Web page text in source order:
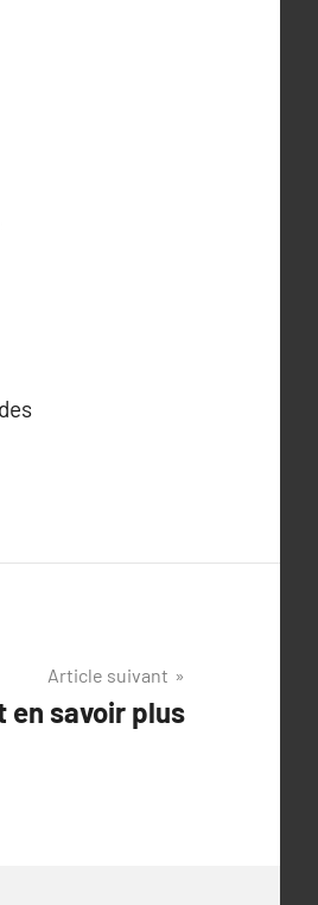
Article suivant
en savoir plus